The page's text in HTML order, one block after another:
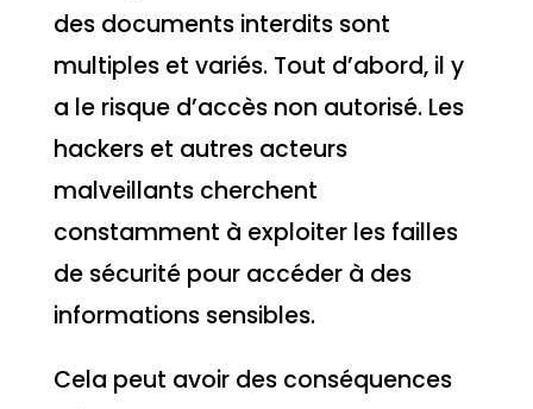
des documents interdits sont
multiples et variés. Tout d’abord, il y
a le risque d’accès non autorisé. Les
hackers et autres acteurs
malveillants cherchent
constamment à exploiter les failles
de sécurité pour accéder à des
informations sensibles.
Cela peut avoir des conséquences